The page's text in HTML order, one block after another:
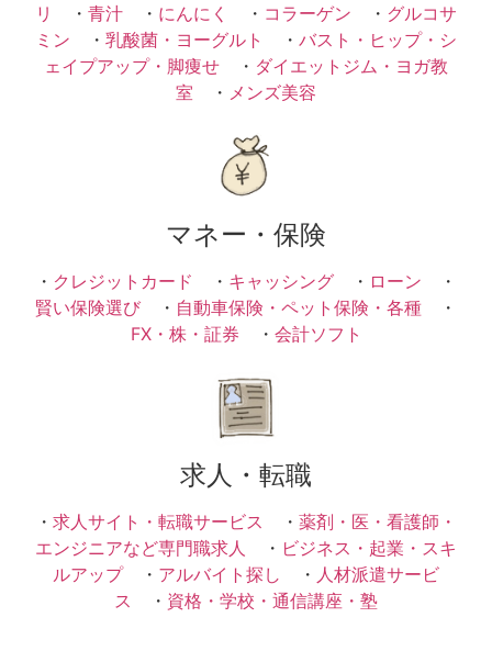
リ
・ 青汁 ・ にんにく ・ コラーゲン ・ グルコサ
ミン ・ 乳酸菌・ヨーグルト ・ バスト・ヒップ・シ
ェイプアップ・脚痩せ ・ ダイエットジム・ヨガ教
室 ・ メンズ美容
マネー・保険
・ クレジットカード ・ キャッシング ・ ローン ・
賢い保険選び ・ 自動車保険・ペット保険・各種 ・
FX・株・証券 ・ 会計ソフト
求人・転職
・ 求人サイト・転職サービス ・ 薬剤・医・看護師・
エンジニアなど専門職求人
・ ビジネス・起業・スキ
ルアップ・ アルバイト探し ・ 人材派遣サービ
ス ・ 資格・学校・通信講座・塾